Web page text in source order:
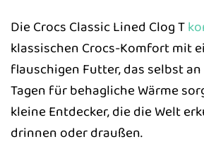
Die Crocs Classic Lined Clog T
klassischen Crocs-Komfort mit
flauschigen Futter, das selbst
Tagen für behagliche Wärme
kleine Entdecker, die die Welt
drinnen oder draußen.